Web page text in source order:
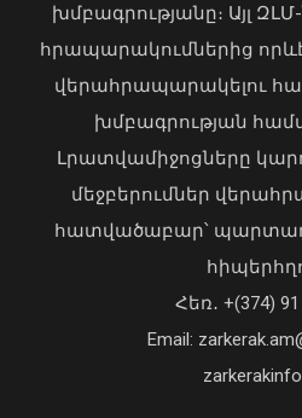
Դաշտավան գյուղում
մասնակիցները քարեր ու
են կիրառել․ ՆԳՆ
09 Օգոստոս, 2026 13:36
դեմ ծանր պայքարում»․
հեռացել է Արսեն Ասլանյանը
04 Օգոստոս, 2026 19:12
խմբագրությանը։ Այլ
հրապարակումներից
վերահրապարակելու
խմբագրության
Լրատվամիջոցները
մեջբերումներ
հատվածաբար՝
Հեռ․ +(374) 91
Email: